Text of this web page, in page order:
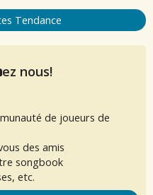
Tendance
nous!
de joueurs de
des amis
songbook
etc.